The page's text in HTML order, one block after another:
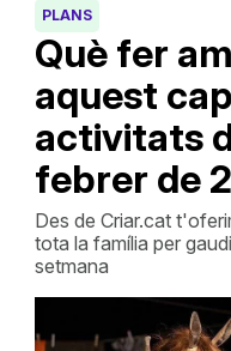
Què fer
aquest
activitats
febrer de
PLANS
Des de Criar.cat
tota la família per
setmana